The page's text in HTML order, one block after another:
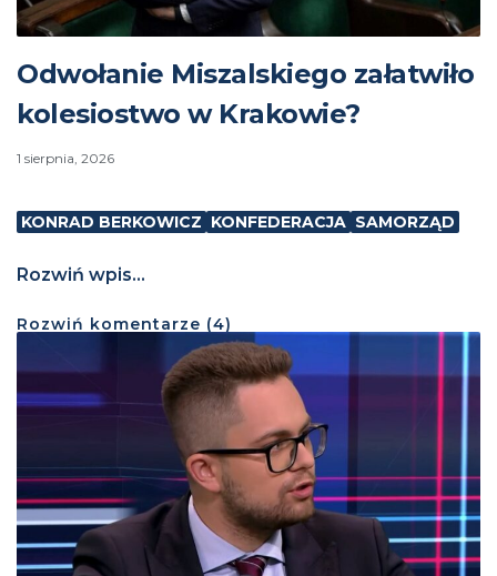
Odwołanie Miszalskiego załatwiło
kolesiostwo w Krakowie?
1 sierpnia, 2026
KONRAD BERKOWICZ KONFEDERACJA SAMORZĄD
Rozwiń wpis...
Rozwiń komentarze (4)